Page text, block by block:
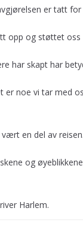
er tatt for
opp og støttet
har skapt har
er noe vi tar med
en del av reisen.
og
Harlem.